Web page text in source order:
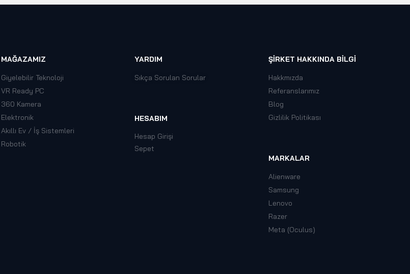
MAĞAZAMIZ
Giyelebilir Teknoloji
VR Ready PC
360 Kamera
Elektronik
Akıllı Ev / İş Sistemleri
Robotik
YARDIM
Sıkça Sorulan Sorular
HESABIM
Hesap Girişi
Sepet
ŞIRKET HAKKINDA BILGI
Hakkmızda
Referanslarımız
Blog
Gizlilik Politikası
MARKALAR
Alienware
Samsung
Lenovo
Razer
Meta (Oculus)